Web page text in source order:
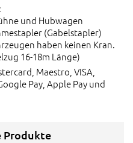
und Hubwagen
(Gabelstapler)
haben keinen Kran.
16-18m Länge)
Maestro, VISA,
Pay, Apple Pay und
Produkte